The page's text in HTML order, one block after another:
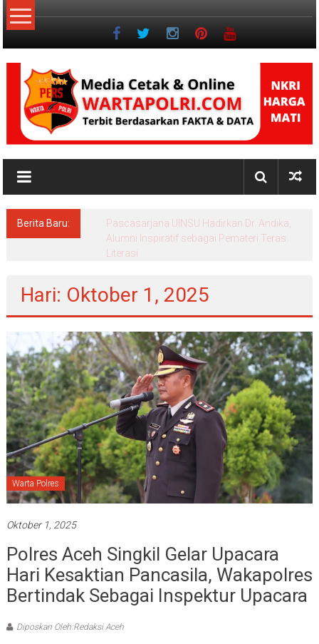
Lompat
ke
NKRI
Jurnalisme
Berita Baru:
Pascasarjana UINSU Hadirkan Dr. Andika,
Alumni Inspiratif sebagai Pemateri Teras
Literasi
Hari: Oktober 1, 2025
Warta Polres
Oktober 1, 2025
Polres Aceh Singkil Gelar Upacara
Hari Kesaktian Pancasila, Wakapolres
Bertindak Sebagai Inspektur Upacara
Diposkan Oleh:Redaksi Aceh